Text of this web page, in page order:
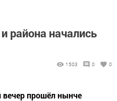
района начались
1503 0 0
прошёл нынче